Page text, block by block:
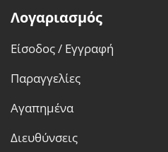
Λογαριασμός
Είσοδος / Εγγραφή
Παραγγελίες
Αγαπημένα
Διευθύνσεις